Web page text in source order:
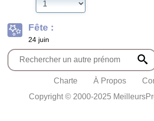
Fête :
24 juin
Charte À Propos
Copyright © 2000-2025